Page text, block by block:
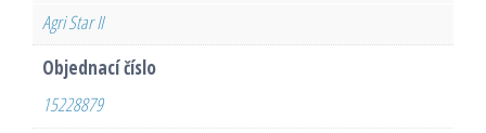
Agri Star II
Objednací číslo
15228879